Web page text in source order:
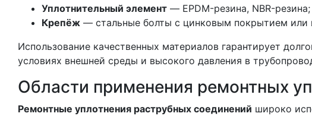
Уплотнительный элемент — EPDM-резина, NBR-резина;
Крепёж — стальные болты с цинковым покрытием или
Использование качественных материалов гарантирует
условиях внешней среды и высокого давления в
Области применения ремонтных
Ремонтные уплотнения раструбных соединений широко